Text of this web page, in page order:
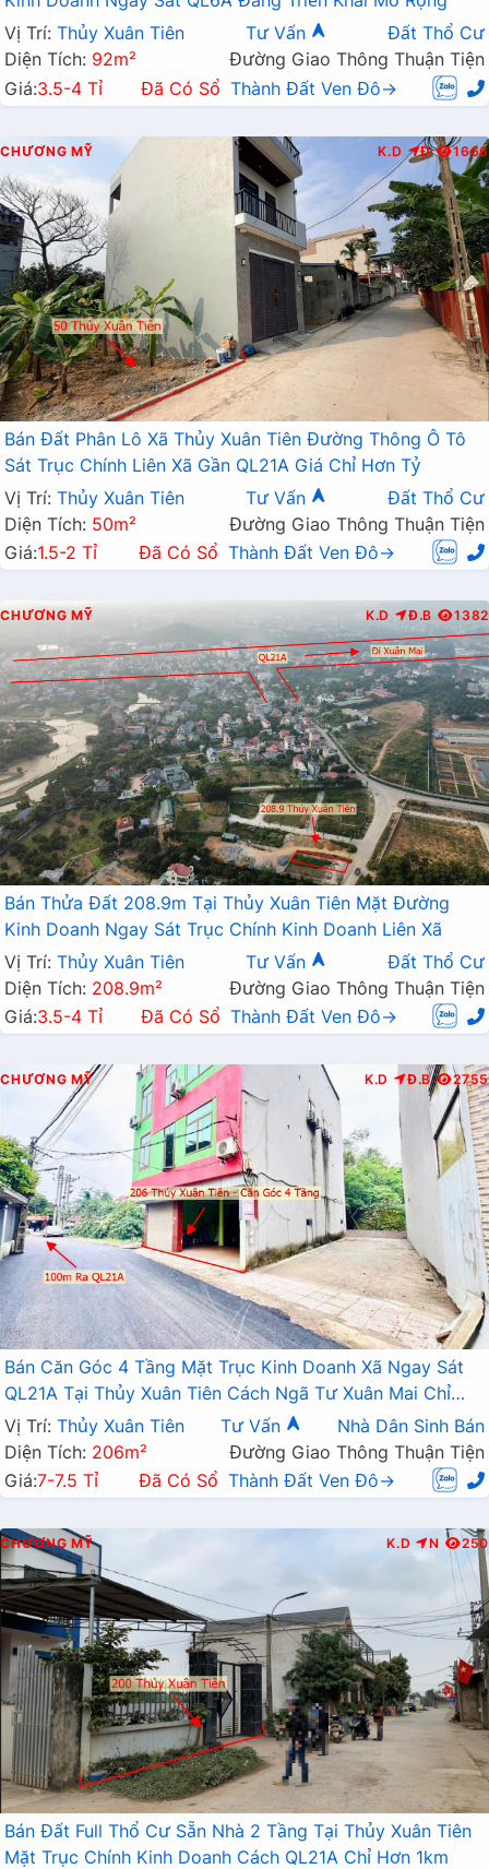
Vị Trí: Thủy Xuân Tiên Tư Vấn
Đất Thổ Cư
Diện Tích: 92m²
Đường Giao Thông Thuận Tiện
Giá:3.5-4 Tỉ Đã Có Sổ Thành Đất Ven Đô→
CHƯƠNG MỸ K.D Đ 1666
Bán Đất Phân Lô Xã Thủy Xuân Tiên Đường Thông Ô Tô
Sát Trục Chính Liên Xã Gần QL21A Giá Chỉ Hơn Tỷ
Vị Trí: Thủy Xuân Tiên Tư Vấn
Đất Thổ Cư
Diện Tích: 50m²
Đường Giao Thông Thuận Tiện
Giá:1.5-2 Tỉ Đã Có Sổ Thành Đất Ven Đô→
CHƯƠNG MỸ K.D Đ.B 1382
Bán Thửa Đất 208.9m Tại Thủy Xuân Tiên Mặt Đường
Kinh Doanh Ngay Sát Trục Chính Kinh Doanh Liên Xã
Vị Trí: Thủy Xuân Tiên Tư Vấn
Đất Thổ Cư
Diện Tích: 208.9m²
Đường Giao Thông Thuận Tiện
Giá:3.5-4 Tỉ Đã Có Sổ Thành Đất Ven Đô→
CHƯƠNG MỸ K.D Đ.B 2755
Bán Căn Góc 4 Tầng Mặt Trục Kinh Doanh Xã Ngay Sát
QL21A Tại Thủy Xuân Tiên Cách Ngã Tư Xuân Mai Chỉ
1km
Vị Trí: Thủy Xuân Tiên Tư Vấn
Nhà Dân Sinh Bán
Diện Tích: 206m²
Đường Giao Thông Thuận Tiện
Giá:7-7.5 Tỉ Đã Có Sổ Thành Đất Ven Đô→
CHƯƠNG MỸ K.D N 250
Bán Đất Full Thổ Cư Sẵn Nhà 2 Tầng Tại Thủy Xuân Tiên
Mặt Trục Chính Kinh Doanh Cách QL21A Chỉ Hơn 1km